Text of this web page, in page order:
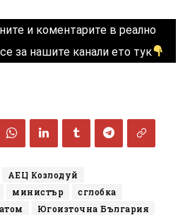
и коментарите в реално
за нашите канали ето тук
АЕЦ Козлодуй
министър
сглобка
Югоизточна България